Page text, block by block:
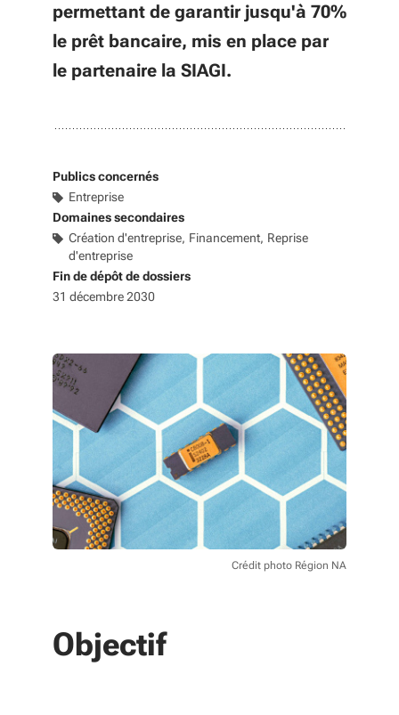
permettant de garantir jusqu'à 70%
le prêt bancaire, mis en place par
le partenaire la SIAGI.
Publics concernés
Entreprise
Domaines secondaires
Création d'entreprise Financement Reprise
d'entreprise
Fin de dépôt de dossiers
31 décembre 2030
Crédit photo Région NA
Objectif